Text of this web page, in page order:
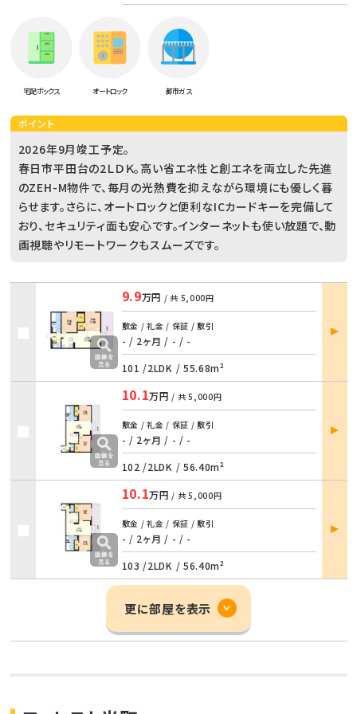
宅配ボックス オートロック 都市ガス
ポイント
2026年9月竣工予定。
春日市平田台の2ＬＤＫ。高い省エネ性と創エネを両立した先進
のZEH-M物件で、毎月の光熱費を抑えながら環境にも優しく暮
らせます。さらに、オートロックと便利なICカードキーを完備して
おり、セキュリティ面も安心です。インターネットも使い放題で、動
画視聴やリモートワークもスムーズです。
9.9万円 / 共 5,000円
敷金 / 礼金 / 保証 / 敷引
- / 2ヶ月 / - / -
101 /2LDK / 55.68m²
部屋
詳細
10.1万円 / 共5,000円
敷金 / 礼金 / 保証 / 敷引
- / 2ヶ月 / - / -
102 /2LDK / 56.40m²
部屋
詳細
10.1万円 / 共5,000円
敷金 / 礼金 / 保証 / 敷引
- / 2ヶ月 / - / -
103 /2LDK / 56.40m²
部屋
詳細
更に部屋を表示